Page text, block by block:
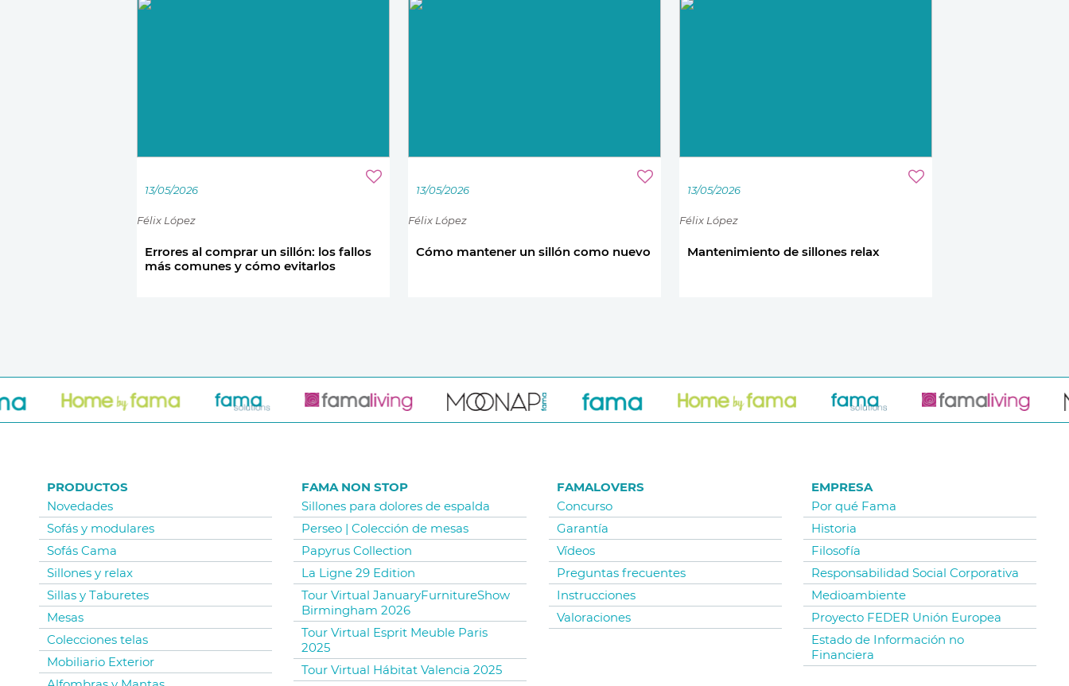
13/05/2026
Félix López
Errores al comprar un sillón: los fallos
más comunes y cómo evitarlos
13/05/2026
Félix López
Cómo mantener un sillón como nuevo
13/05/2026
Félix López
Mantenimiento de sillones relax
PRODUCTOS
Novedades
Sofás y modulares
Sofás Cama
Sillones y relax
Sillas y Taburetes
Mesas
Colecciones telas
Mobiliario Exterior
FAMA NON STOP
Sillones para dolores de espalda
Perseo | Colección de mesas
Papyrus Collection
La Ligne 29 Edition
Tour Virtual JanuaryFurnitureShow
Birmingham 2026
Tour Virtual Esprit Meuble Paris
2025
Tour Virtual Hábitat Valencia 2025
FAMALOVERS
Concurso
Garantía
Vídeos
Preguntas frecuentes
Instrucciones
Valoraciones
EMPRESA
Por qué Fama
Historia
Filosofía
Responsabilidad Social Corporativa
Medioambiente
Proyecto FEDER Unión Europea
Estado de Información no
Financiera